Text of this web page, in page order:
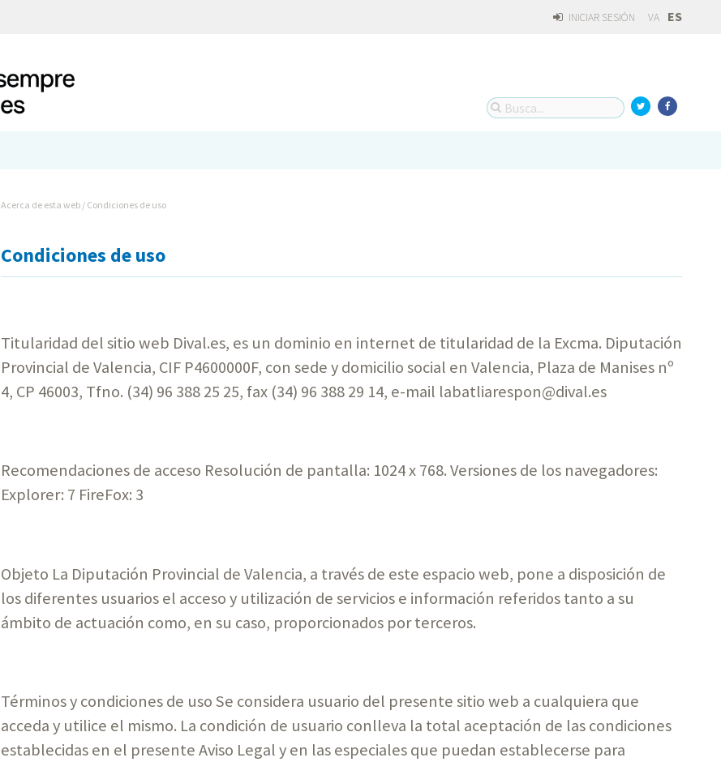
INICIAR SESIÓN VA ES
Acerca de esta web / Condiciones de uso
Condiciones de uso
Titularidad del sitio web Dival.es, es un dominio en internet de titularidad de la Excma. Diputación
Provincial de Valencia, CIF P4600000F, con sede y domicilio social en Valencia, Plaza de Manises nº
4, CP 46003, Tfno. (34) 96 388 25 25, fax (34) 96 388 29 14, e-mail labatliarespon@dival.es
Recomendaciones de acceso Resolución de pantalla: 1024 x 768. Versiones de los navegadores:
Explorer: 7 FireFox: 3
Objeto La Diputación Provincial de Valencia, a través de este espacio web, pone a disposición de
los diferentes usuarios el acceso y utilización de servicios e información referidos tanto a su
ámbito de actuación como, en su caso, proporcionados por terceros.
Términos y condiciones de uso Se considera usuario del presente sitio web a cualquiera que
acceda y utilice el mismo. La condición de usuario conlleva la total aceptación de las condiciones
establecidas en el presente Aviso Legal y en las especiales que puedan establecerse para